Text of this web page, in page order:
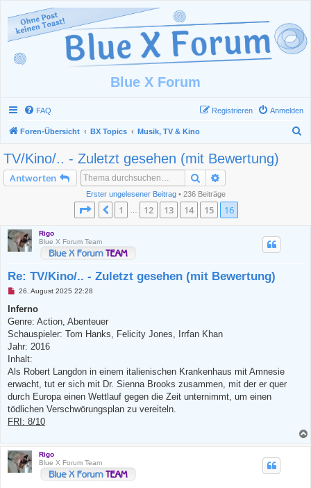
Blue X Forum
FAQ Anmelden
Registrieren
Foren-Übersicht BX Topics Musik, TV & Kino
TV/Kino/.. - Zuletzt gesehen (mit Bewertung)
Antworten Suche
Erster ungelesener Beitrag• 236 Beiträge
Seite 16 von 16
Vorherige
1 12 13 14 15 16
Rigo
Blue X Forum Team
Re: TV/Kino/.. - Zuletzt gesehen (mit Bewertung)
U
g
l
e
e
n
r
B
i
t
a
26. August 2025 22:28
Inferno
Genre: Action, Abenteuer
Schauspieler: Tom Hanks, Felicity Jones, Irrfan Khan
Jahr: 2016
Inhalt:
Als Robert Langdon in einem italienischen Krankenhaus mit Amnesie
erwacht, tut er sich mit Dr. Sienna Brooks zusammen, mit der er quer
durch Europa einen Wettlauf gegen die Zeit unternimmt, um einen
tödlichen Verschwörungsplan zu vereiteln.
FRI: 8/10
Rigo
Blue X Forum Team